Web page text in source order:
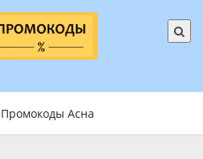
Промокоды Асна